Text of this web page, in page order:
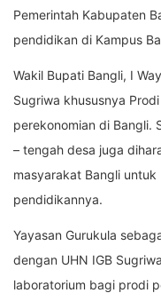
Pemerintah Kabupaten
pendidikan di Kampus
Wakil Bupati Bangli, I
Sugriwa khususnya
perekonomian di Bangli.
– tengah desa juga
masyarakat Bangli
pendidikannya.
Yayasan Gurukula
dengan UHN IGB
laboratorium bagi prodi